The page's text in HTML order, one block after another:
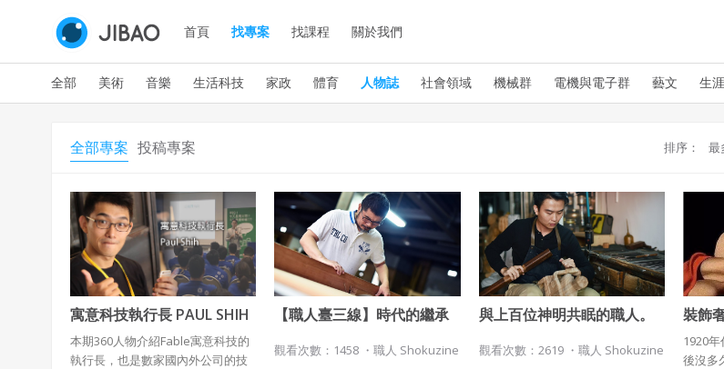
首頁 找專案 找課程 關於我們
全部 美術 音樂 生活科技 家政 體育 人物誌 社會領域 機械群 電機與電子群 藝文 生
全部專案 投稿專案 排序： 最
寓意科技執行長 PAUL SHIH
本期360人物介紹Fable寓意科技的
執行長，也是數家國內外公司的技
【職人臺三線】時代的繼承
具工藝師 范揚田
觀看次數：1458 ・職人 Shokuzine
與上百位神明共眠的職人。
觀看次數：2619 ・ 職人 Shokuzine
裝飾
的裝
1920
後沒多
使用 Facebook 帳號登入
使用 Google 帳號登入
使用 Facebook 帳號註冊
使用 Google 帳號註冊
緣會員有意願吉寶知識系統（本系統），經